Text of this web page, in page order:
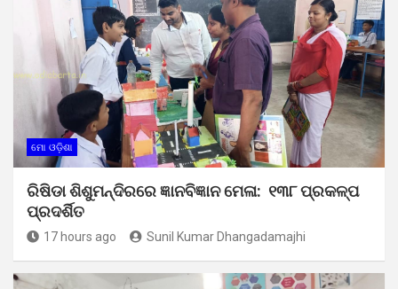
ମୋ ଓଡ଼ିଶା
ରିଷିଡା ଶିଶୁମନ୍ଦିରରେ ଜ୍ଞାନବିଜ୍ଞାନ ମେଳା: ୧୩୮ ପ୍ରକଳ୍ପ
ପ୍ରଦର୍ଶିତ
17 hours ago Sunil Kumar Dhangadamajhi